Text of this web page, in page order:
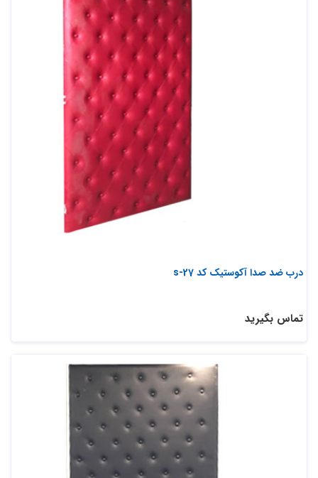
درب ضد صدا آکوستیک کد s-27
تماس بگیرید